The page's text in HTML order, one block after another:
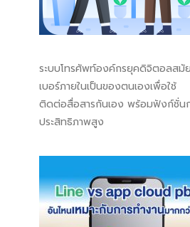
ระบบโทรศัพท์องค์กรยุคดิจิตอลสมั
เบอร์ภายในเป็นของตนเองเพื่อใช้
ติดต่อสื่อสารกันเอง พร้อมฟังก์ชั่นก
ประสิทธิภาพสูง